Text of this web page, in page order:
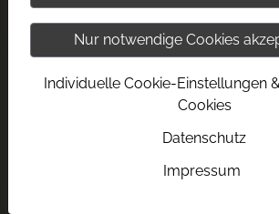
Nur notwendige Cookies
Individuelle Cookie-Einstellungen
Cookies
Datenschutz
Impressum